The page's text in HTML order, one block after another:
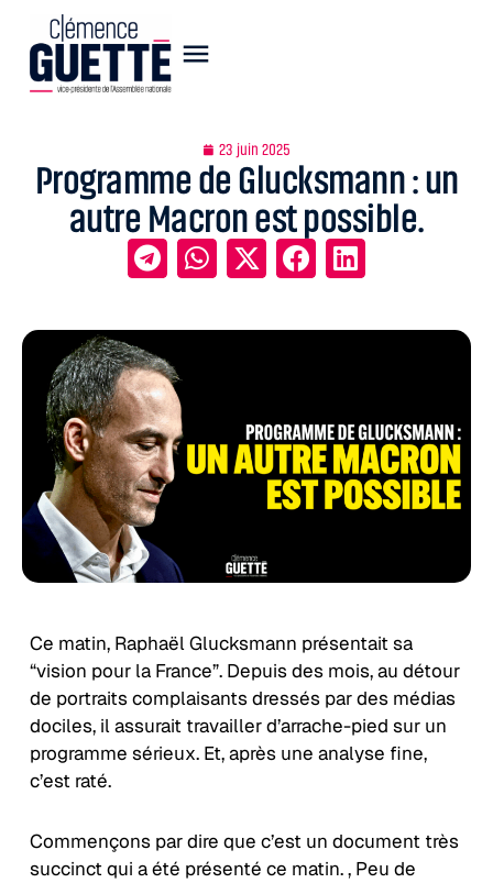
23 juin 2025
Programme de Glucksmann : un
autre Macron est possible.
Ce matin, Raphaël Glucksmann présentait sa
“vision pour la France”. Depuis des mois, au détour
de portraits complaisants dressés par des médias
dociles, il assurait travailler d’arrache-pied sur un
programme sérieux. Et, après une analyse fine,
c’est raté.
Commençons par dire que c’est un document très
succinct qui a été présenté ce matin. , Peu de